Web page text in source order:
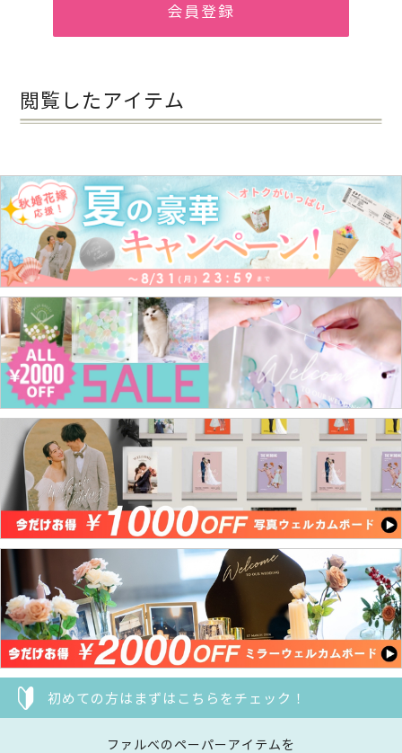
会員登録
閲覧したアイテム
初めての方はまずはこちらをチェック！
ファルべのペーパーアイテムを